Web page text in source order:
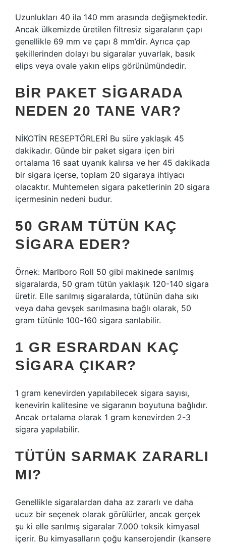
Uzunlukları 40 ila 140 mm arasında değişmektedir.
Ancak ülkemizde üretilen filtresiz sigaraların çapı
genellikle 69 mm ve çapı 8 mm’dir. Ayrıca çap
şekillerinden dolayı bu sigaralar yuvarlak, basık
elips veya ovale yakın elips görünümündedir.
BIR PAKET SIGARADA
NEDEN 20 TANE VAR?
NİKOTİN RESEPTÖRLERİ Bu süre yaklaşık 45
dakikadır. Günde bir paket sigara içen biri
ortalama 16 saat uyanık kalırsa ve her 45 dakikada
bir sigara içerse, toplam 20 sigaraya ihtiyacı
olacaktır. Muhtemelen sigara paketlerinin 20 sigara
içermesinin nedeni budur.
50 GRAM TÜTÜN KAÇ
SIGARA EDER?
Örnek: Marlboro Roll 50 gibi makinede sarılmış
sigaralarda, 50 gram tütün yaklaşık 120-140 sigara
üretir. Elle sarılmış sigaralarda, tütünün daha sıkı
veya daha gevşek sarılmasına bağlı olarak, 50
gram tütünle 100-160 sigara sarılabilir.
1 GR ESRARDAN KAÇ
SIGARA ÇIKAR?
1 gram kenevirden yapılabilecek sigara sayısı,
kenevirin kalitesine ve sigaranın boyutuna bağlıdır.
Ancak ortalama olarak 1 gram kenevirden 2-3
sigara yapılabilir.
TÜTÜN SARMAK ZARARLI
MI?
Genellikle sigaralardan daha az zararlı ve daha
ucuz bir seçenek olarak görülürler, ancak gerçek
şu ki elle sarılmış sigaralar 7.000 toksik kimyasal
içerir. Bu kimyasalların çoğu kanserojendir (kansere